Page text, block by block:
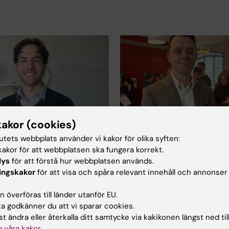
Fredh till CPE!
har börjat
doktorand inom
under
av Cathrine
har en masterexamen i
och har tidigare
ett forskningsföretag
på registerbaserad
disputerat!
Vi är glada att meddela att
Nygren med bravur
on depression –
treatment-resistance and
” den 30
(cookies)
webbplats använder vi kakor för olika syften:
för att webbplatsen ska fungera korrekt.
för att förstå hur webbplatsen används.
för att visa och spåra relevant innehåll och
överföras till länder utanför EU.
godkänner du att vi sparar cookies.
ändra eller återkalla ditt samtycke via kakikonen längst ned